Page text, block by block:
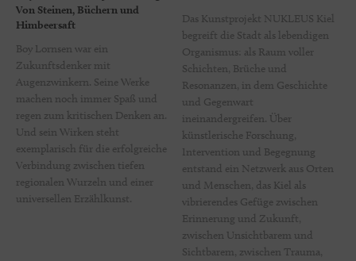
Von Steinen, Büchern und
Himbeersaft
Boy Lornsen war ein
Zukunftsdenker mit
Augenzwinkern. Seine Werke
machen noch immer Spaß und
regen zum kritischen Denken an.
Und sein Wirken steht
exemplarisch für die erfolgreiche
Verbindung zwischen tiefen
regionalen Wurzeln und einer
universellen Erzählkunst.
Das Kunstprojekt NUKLEUS Kiel
begreift die Stadt als lebendigen
Organismus: als Raum voller
Schichten, Brüche und
Resonanzen, in dem Geschichte
und Gegenwart
ineinandergreifen. Über
künstlerische Forschung,
Intervention und Begegnung
entstand ein Netzwerk aus Orten
und Menschen, das Kiel als
vibrierendes Gefüge zwischen
Erinnerung und Zukunft,
zwischen Unsichtbarem und
Sichtbarem, zwischen Trauma,